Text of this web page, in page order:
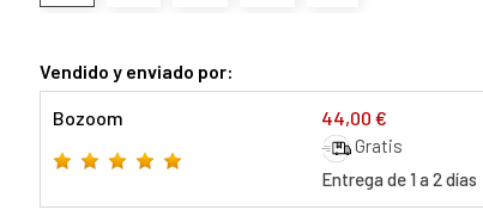
Vendido y enviado por:
Bozoom 44,00 €
Gratis
Entrega de 1 a 2 días